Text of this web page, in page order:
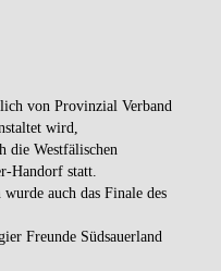
von Provinzial Verband
wird,
die Westfälischen
Handorf statt.
auch das Finale des
Freunde Südsauerland